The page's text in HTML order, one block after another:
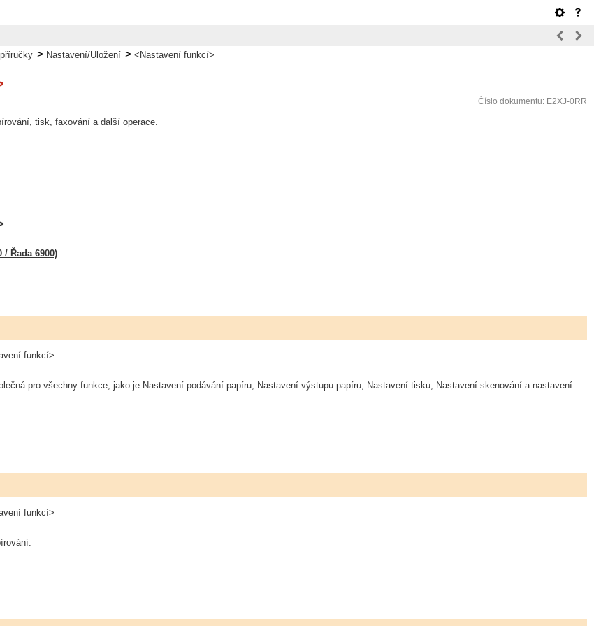
> Nastavení/Uložení > <Nastavení funkcí>
Číslo dokumentu: E2XJ-0RR
tisk, faxování a další operace.
/ Řada 6900)
funkcí>
pro všechny funkce, jako je Nastavení podávání papíru, Nastavení výstupu papíru, Nastavení tisku, Nastavení skenování a nastavení
funkcí>